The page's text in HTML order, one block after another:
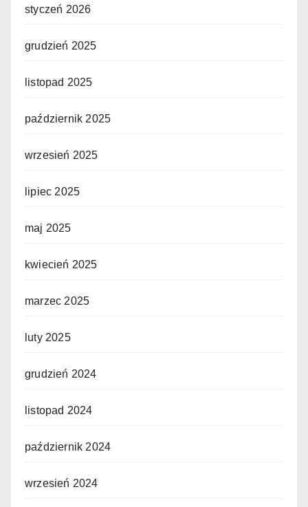
styczeń 2026
grudzień 2025
listopad 2025
październik 2025
wrzesień 2025
lipiec 2025
maj 2025
kwiecień 2025
marzec 2025
luty 2025
grudzień 2024
listopad 2024
październik 2024
wrzesień 2024